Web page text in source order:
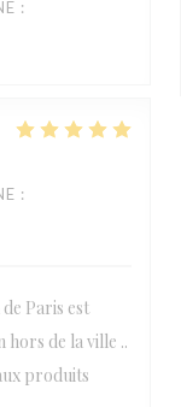
:
:
Paris est
hors de la ville ..
produits